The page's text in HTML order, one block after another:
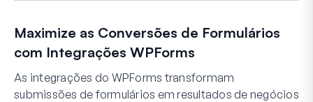
Maximize as Conversões de Formulários
com Integrações WPForms
As integrações do WPForms transformam
submissões de formulários em resultados de negócios